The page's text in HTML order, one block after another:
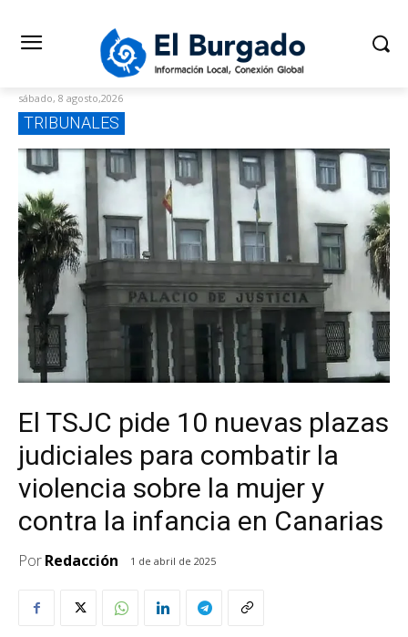
sábado, 8 agosto,2026
TRIBUNALES
El TSJC pide 10 nuevas plazas
judiciales para combatir la
violencia sobre la mujer y
contra la infancia en Canarias
PorRedacción 1 de abril de 2025